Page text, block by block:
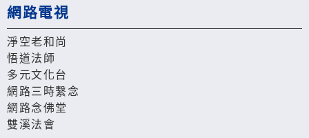
網路電視
淨空老和尚
悟道法師
多元文化台
網路三時繫念
網路念佛堂
雙溪法會